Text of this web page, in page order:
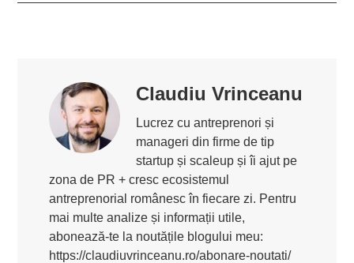
Claudiu Vrinceanu
Lucrez cu antreprenori și
manageri din firme de tip
startup și scaleup și îi ajut pe
zona de PR + cresc ecosistemul
antreprenorial românesc în fiecare zi. Pentru
mai multe analize și informații utile,
abonează-te la noutățile blogului meu:
https://claudiuvrinceanu.ro/abonare-noutati/